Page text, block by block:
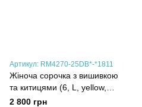
Артикул: RM4270-25DB*-*1811
Жіноча сорочка з вишивкою
та китицями (6, L, yellow,
жовтий)
2 800 грн